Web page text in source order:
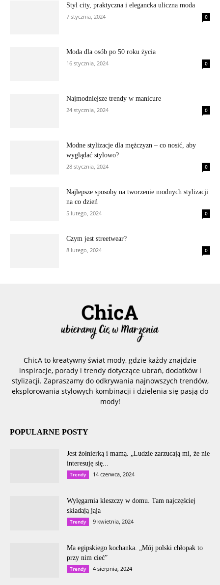
Styl city, praktyczna i elegancka uliczna moda
7 stycznia, 2024
0
Moda dla osób po 50 roku życia
16 stycznia, 2024
0
Najmodniejsze trendy w manicure
24 stycznia, 2024
0
Modne stylizacje dla mężczyzn – co nosić, aby
wyglądać stylowo?
28 stycznia, 2024
0
Najlepsze sposoby na tworzenie modnych stylizacji
na co dzień
5 lutego, 2024
0
Czym jest streetwear?
8 lutego, 2024
0
ChicA to kreatywny świat mody, gdzie każdy znajdzie
inspiracje, porady i trendy dotyczące ubrań, dodatków i
stylizacji. Zapraszamy do odkrywania najnowszych trendów,
eksplorowania stylowych kombinacji i dzielenia się pasją do
mody!
POPULARNE POSTY
Jest żołnierką i mamą. „Ludzie zarzucają mi, że nie
interesuję się...
Trendy 14 czerwca, 2024
Wylęgarnia kleszczy w domu. Tam najczęściej
składają jaja
Trendy 9 kwietnia, 2024
Ma egipskiego kochanka. „Mój polski chłopak to
przy nim cieć”
Trendy 4 sierpnia, 2024